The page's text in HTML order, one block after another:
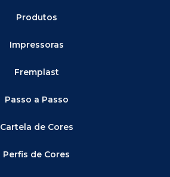
Produtos
Impressoras
Fremplast
Passo a Passo
Cartela de Cores
Perfis de Cores